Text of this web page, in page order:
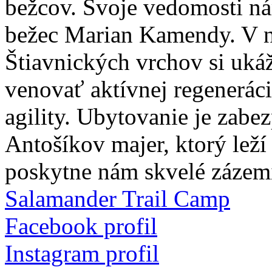
bežcov. Svoje vedomosti
bežec Marian Kamendy. V
Štiavnických vrchov si
venovať aktívnej
agility. Ubytovanie je
Antošíkov majer, ktorý leží
poskytne nám skvelé
Salamander Trail Camp
Facebook profil
Instagram profil